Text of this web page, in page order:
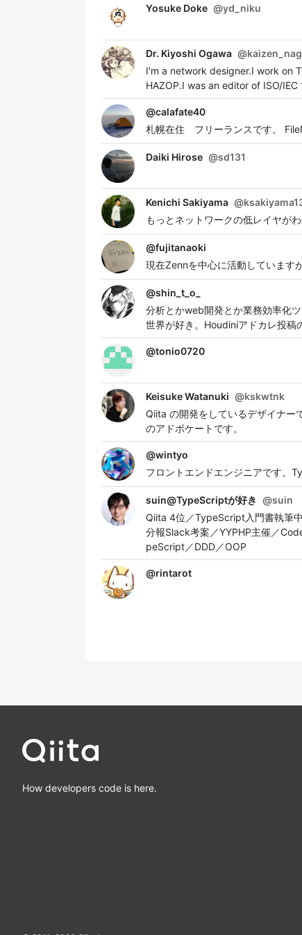
Yosuke Doke @yd_niku
Dr. Kiyoshi Ogawa @
I'm a network designer.I work on
HAZOP.I was an editor of ISO/IEC
@calafate40
札幌在住 フリーランスです。
Daiki Hirose @sd131
Kenichi Sakiyama @
もっとネットワークの低レイヤが
@fujitanaoki
現在Zennを中心に活動しています
@shin_t_o_
分析とかweb開発とか業務効率化
世界が好き。Houdiniアドカレ投稿
@tonio0720
Keisuke Watanuki @kskwtnk
Qiita の開発をしているデザイナー
のアドボケートです。
@wintyo
フロントエンドエンジニアです。
suin@TypeScriptが好き @suin
Qiita 4位／TypeScript入門書執筆
分報Slack考案／YYPHP主催／
peScript／DDD／OOP
@rintarot
How developers code is here.